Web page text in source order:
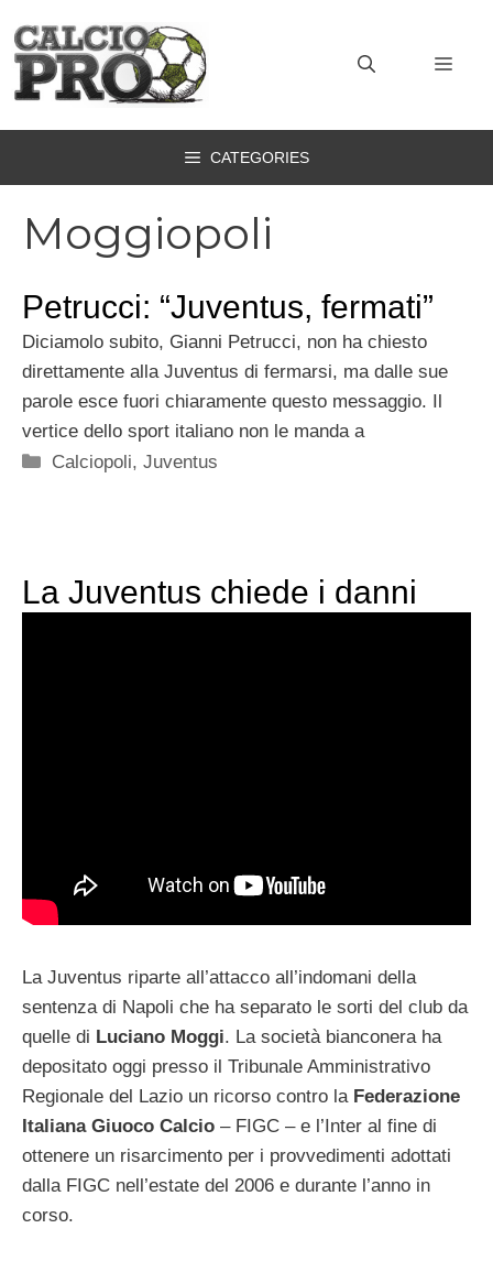
contenuto
CATEGORIES
Moggiopoli
Petrucci: “Juventus, fermati”
Diciamolo subito, Gianni Petrucci, non ha chiesto
direttamente alla Juventus di fermarsi, ma dalle sue
parole esce fuori chiaramente questo messaggio. Il
vertice dello sport italiano non le manda a
Categorie
Calciopoli,Juventus
La Juventus chiede i danni
La Juventus riparte all’attacco all’indomani della
sentenza di Napoli che ha separato le sorti del club da
quelle di Luciano Moggi. La società bianconera ha
depositato oggi presso il Tribunale Amministrativo
Regionale del Lazio un ricorso contro la Federazione
Italiana Giuoco Calcio – FIGC – e l’Inter al fine di
ottenere un risarcimento per i provvedimenti adottati
dalla FIGC nell’estate del 2006 e durante l’anno in
corso.